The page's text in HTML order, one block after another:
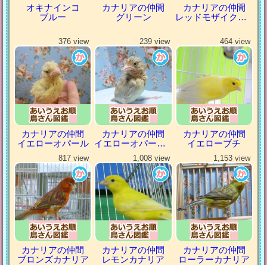
オキナインコ
ブルー
カナリアの仲間
グリーン
カナリアの仲間
レッドモザイクカナリア
376 view
カナリアの仲間
イエローオパール
239 view
カナリアの仲間
イエローオパールシナモン
464 view
カナリアの仲間
イエローブチ
817 view
カナリアの仲間
ブロンズカナリア
1,008 view
カナリアの仲間
レモンカナリア
1,153 view
カナリアの仲間
ローラーカナリア